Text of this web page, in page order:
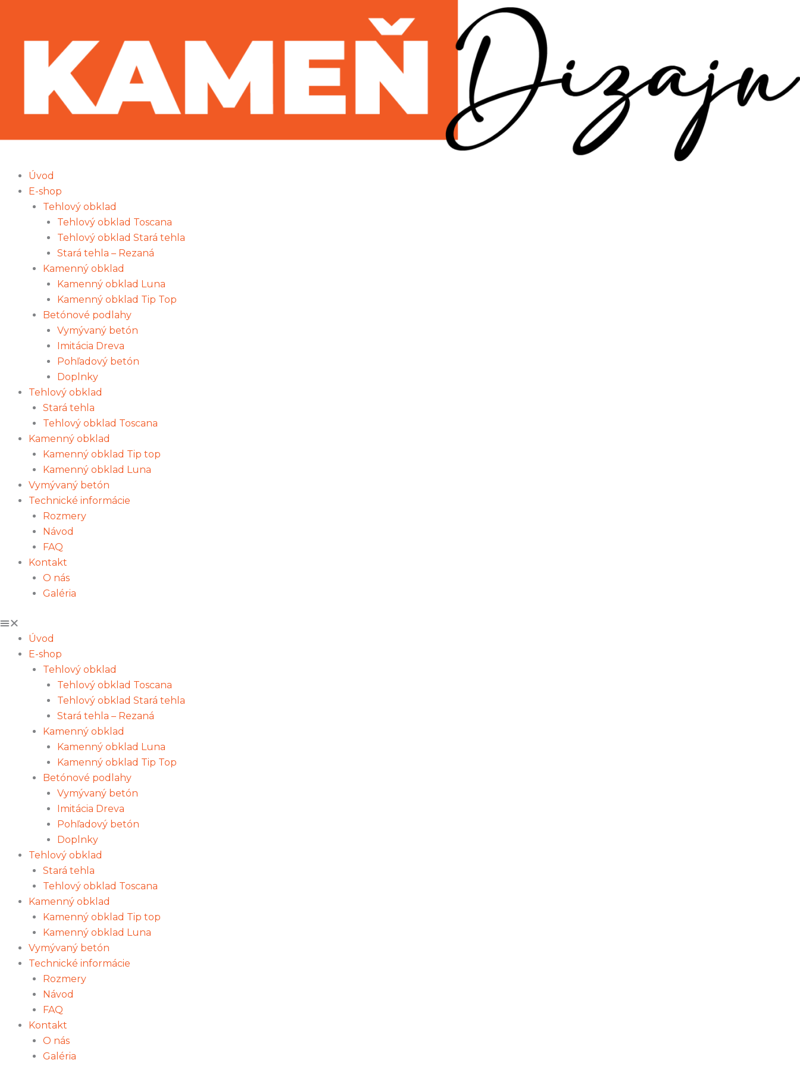
obsah
Úvod
E-shop
Tehlový obklad
Tehlový obklad Toscana
Tehlový obklad Stará tehla
Stará tehla – Rezaná
Kamenný obklad
Kamenný obklad Luna
Kamenný obklad Tip Top
Betónové podlahy
Vymývaný betón
Imitácia Dreva
Pohľadový betón
Doplnky
Tehlový obklad
Stará tehla
Tehlový obklad Toscana
Kamenný obklad
Kamenný obklad Tip top
Kamenný obklad Luna
Vymývaný betón
Technické informácie
Rozmery
Návod
FAQ
Kontakt
O nás
Galéria
Úvod
E-shop
Tehlový obklad
Tehlový obklad Toscana
Tehlový obklad Stará tehla
Stará tehla – Rezaná
Kamenný obklad
Kamenný obklad Luna
Kamenný obklad Tip Top
Betónové podlahy
Vymývaný betón
Imitácia Dreva
Pohľadový betón
Doplnky
Tehlový obklad
Stará tehla
Tehlový obklad Toscana
Kamenný obklad
Kamenný obklad Tip top
Kamenný obklad Luna
Vymývaný betón
Technické informácie
Rozmery
Návod
FAQ
Kontakt
O nás
Galéria